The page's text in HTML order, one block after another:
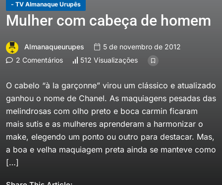
- TV Almanaque Urupês
Mulher com cabeça de homem
Almanaqueurupes
5 de novembro de 2012
2 Comentários
512 Visualizações
O cabelo “à la garçonne” virou um clássico e atualizado
ganhou o nome de Chanel. As maquiagens pesadas das
melindrosas com olho preto e boca carmin ficaram
mais sutis e as mulheres aprenderam a harmonizar o
make, elegendo um ponto ou outro para destacar. Mas,
a boa e velha maquiagem preta ainda se manteve como
[…]